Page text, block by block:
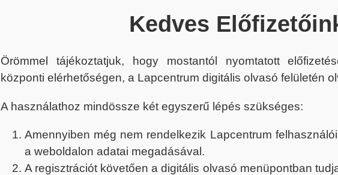
Kedves
Örömmel tájékoztatjuk, hogy mostantól nyomtatott
központi elérhetőségen, a Lapcentrum digitális olvasó felületén
A használathoz mindössze két egyszerű lépés szükséges:
Amennyiben még nem rendelkezik Lapcentrum
a weboldalon adatai megadásával.
A regisztrációt követően a digitális olvasó menüpontban